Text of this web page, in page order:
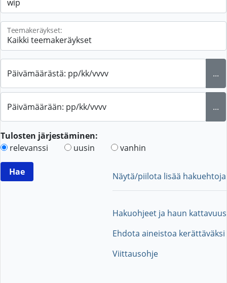
Teemakeräykset:
Päivämäärästä: pp/kk/vvvv ...
Päivämäärään: pp/kk/vvvv ...
Tulosten järjestäminen:
relevanssi
uusin vanhin
Näytä/piilota lisää hakuehtoja
Hakuohjeet ja haun kattavuus
Ehdota aineistoa kerättäväksi
Viittausohje